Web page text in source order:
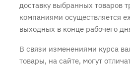
доставку выбранных товаров
компаниями осуществляется
выходных в конце рабочего
В связи изменениями курса
товары, на сайте, могут